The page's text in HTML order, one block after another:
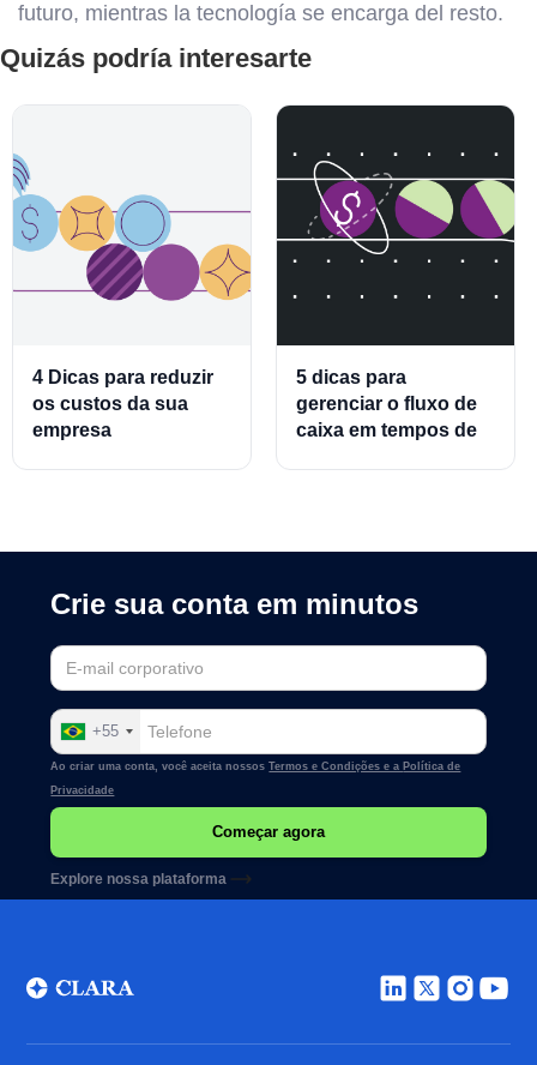
futuro, mientras la tecnología se encarga del resto.
Quizás podría interesarte
4 Dicas para reduzir
os custos da sua
empresa
5 dicas para
gerenciar o fluxo de
caixa em tempos de
Crie sua conta em minutos
+55
Ao criar uma conta, você aceita nossosTermos e Condições e a Política de
Privacidade
Explore nossa plataforma